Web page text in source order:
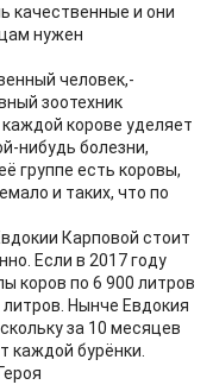
качественные и они
нужен
человек,-
зоотехник
корове уделяет
нибудь болезни,
группе есть коровы,
и таких, что по
Карповой стоит
Если в 2017 году
коров по 6 900 литров
Нынче Евдокия
за 10 месяцев
каждой бурёнки.